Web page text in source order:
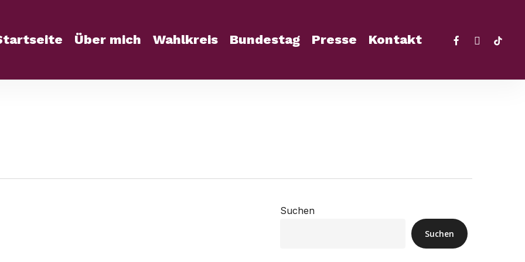
Über mich Wahlkreis Bundestag Presse Kontakt facebook
Suchen
Suchen